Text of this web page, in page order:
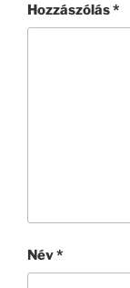
Hozzászólás*
Név*